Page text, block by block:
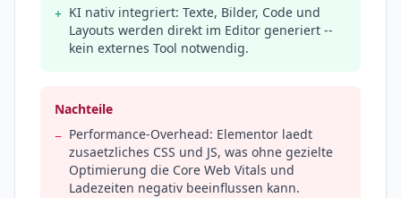
+ KI nativ integriert: Texte, Bilder, Code und
Layouts werden direkt im Editor generiert --
kein externes Tool notwendig.
Nachteile
− Performance-Overhead: Elementor laedt
zusaetzliches CSS und JS, was ohne gezielte
Optimierung die Core Web Vitals und
Ladezeiten negativ beeinflussen kann.